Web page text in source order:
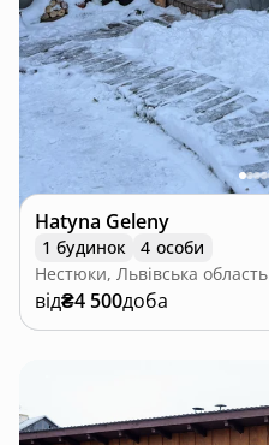
Hatyna Geleny
1 будинок
4 особи
Нестюки, Львівська область
від₴4 500доба